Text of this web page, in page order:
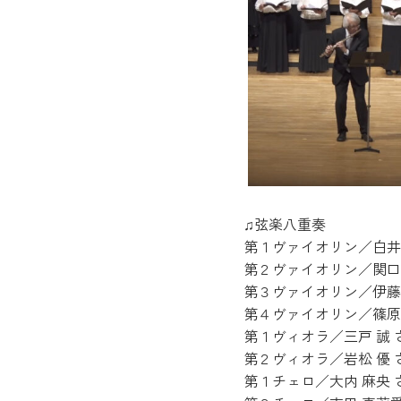
♫弦楽八重奏
第１ヴァイオリン／白
第２ヴァイオリン／関
第３ヴァイオリン／伊
第４ヴァイオリン／篠
第１ヴィオラ／三戸 誠
第２ヴィオラ／岩松 優
第１チェロ／大内 麻央